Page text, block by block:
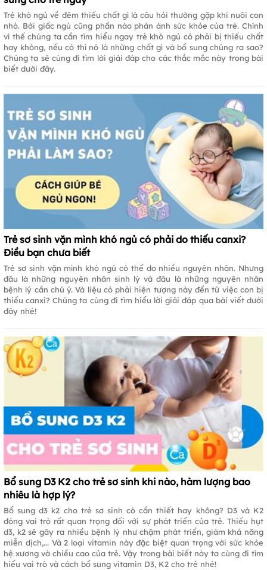
Trẻ khó ngủ về đêm thiếu chất gì là câu hỏi thường gặp khi nuôi con
nhỏ. Bởi giấc ngủ cũng phần nào phản ánh sức khỏe của trẻ. Chính
vì thế chúng ta cần tìm hiểu ngay trẻ khó ngủ có phải bị thiếu chất
hay không, nếu có thì nó là những chất gì và bổ sung chúng ra sao?
Chúng ta sẽ cùng đi tìm lời giải đáp cho các thắc mắc này trong bài
biết dưới đây.
Trẻ sơ sinh vặn mình khó ngủ có phải do thiếu canxi?
Điều bạn chưa biết
Trẻ sơ sinh vặn mình khó ngủ có thể do nhiều nguyên nhân. Nhưng
đâu là những nguyên nhân sinh lý và đâu là những nguyên nhân
bệnh lý cần chú ý. Và liệu có phải hiện tượng này đến từ việc con bị
thiếu canxi? Chúng ta cùng đi tìm hiểu lời giải đáp qua bài viết dưới
đây nhé!
Bổ sung D3 K2 cho trẻ sơ sinh khi nào, hàm lượng bao
nhiêu là hợp lý?
Bổ sung d3 k2 cho trẻ sơ sinh có cần thiết hay không? D3 và K2
đóng vai trò rất quan trọng đối với sự phát triển của trẻ. Thiếu hụt
d3, k2 sẽ gây ra nhiều bệnh lý như chậm phát triển, giảm khả năng
miễn dịch,... Và 2 loại vitamin này đặc biệt quan trọng với sức khỏe
hệ xương và chiều cao của trẻ. Vậy trong bài biết này ta cùng đi tìm
hiểu vai trò và cách bổ sung vitamin D3, K2 cho trẻ nhé!